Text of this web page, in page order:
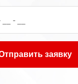
заявку